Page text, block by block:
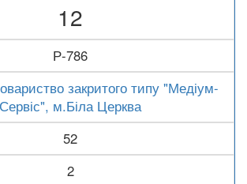
12
Р-786
закритого типу "Медіум-
Сервіс", м.Біла Церква
52
2